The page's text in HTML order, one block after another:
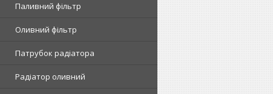
Паливний фільтр
Оливний фільтр
Патрубок радіатора
Радіатор оливний